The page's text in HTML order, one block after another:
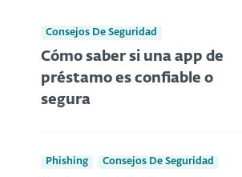
Consejos De Seguridad
Cómo saber si una app de
préstamo es confiable o
segura
Phishing Consejos De Seguridad